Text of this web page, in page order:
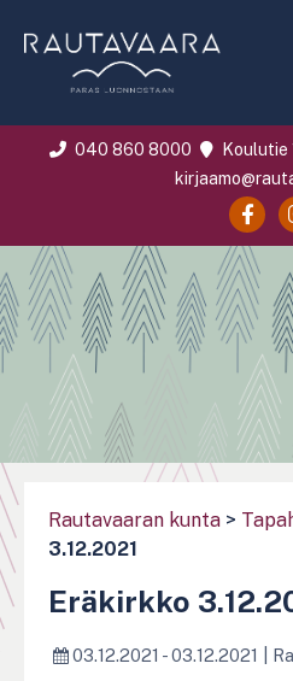
040 860 8000
Koulutie
Rautavaaran kunta >
3.12.2021
Eräkirkko
03.12.2021 - 03.12.2021